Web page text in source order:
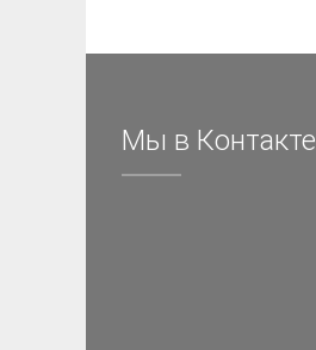
Мы в Контакте